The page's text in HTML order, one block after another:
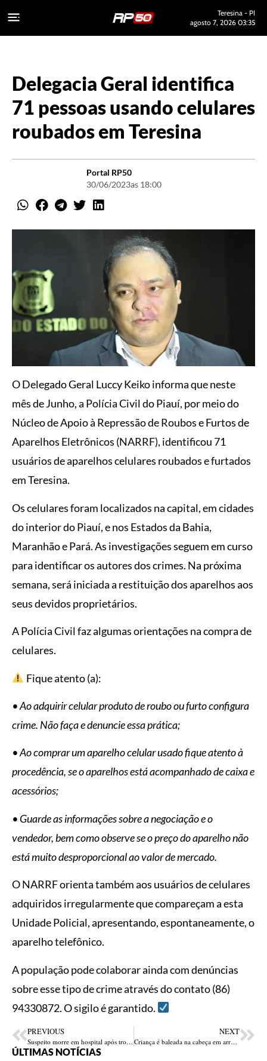
Teresina - PI
agosto 7, 2026 03:35
Delegacia Geral identifica
71 pessoas usando celulares
roubados em Teresina
Portal RP50
30/06/2023as 18:00
O Delegado Geral Luccy Keiko informa que neste
mês de Junho, a Polícia Civil do Piauí, por meio do
Núcleo de Apoio à Repressão de Roubos e Furtos de
Aparelhos Eletrônicos (NARRF), identificou 71
usuários de aparelhos celulares roubados e furtados
em Teresina.
Os celulares foram localizados na capital, em cidades
do interior do Piauí, e nos Estados da Bahia,
Maranhão e Pará. As investigações seguem em curso
para identificar os autores dos crimes. Na próxima
semana, será iniciada a restituição dos aparelhos aos
seus devidos proprietários.
A Polícia Civil faz algumas orientações na compra de
celulares.
Fique atento (a):
• Ao adquirir celular produto de roubo ou furto configura
crime. Não faça e denuncie essa prática;
• Ao comprar um aparelho celular usado fique atento à
procedência, se o aparelhos está acompanhado de caixa e
acessórios;
• Guarde as informações sobre a negociação e o
vendedor, bem como observe se o preço do aparelho não
está muito desproporcional ao valor de mercado.
O NARRF orienta também aos usuários de celulares
adquiridos irregularmente que compareçam a esta
Unidade Policial, apresentando, espontaneamente, o
aparelho telefônico.
A população pode colaborar ainda com denúncias
sobre esse tipo de crime através do contato (86)
94330872. O sigilo é garantido.
PREVIOUS
Suspeito morre em hospital após troca de tiros com a PM na Cerâmica Cil
NEXT
Criança é baleada na cabeça em arraial no Mocambinho; tiros eram pro pai
ÚLTIMAS NOTÍCIAS